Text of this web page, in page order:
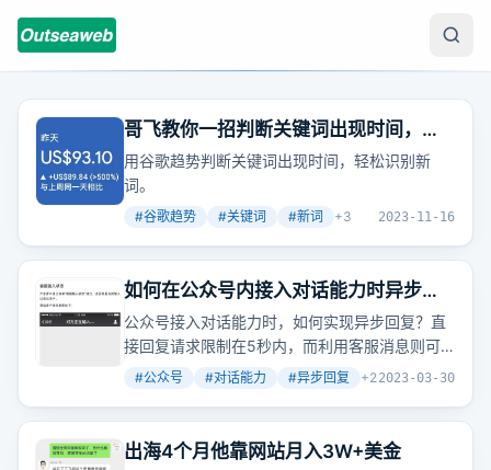
哥飞教你一招判断关键词出现时间，找
新词不再难
用谷歌趋势判断关键词出现时间，轻松识别新
词。
#谷歌趋势 #关键词 #新词 +3 2023-11-16
如何在公众号内接入对话能力时异步回
复给用户
公众号接入对话能力时，如何实现异步回复？直
接回复请求限制在5秒内，而利用客服消息则可
在48小时内多次回复，支持发送小程序链接，但
#公众号 #对话能力 #异步回复 +22023-03-30
出海4个月他靠网站月入3W+美金